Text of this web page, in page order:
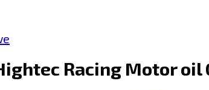
Racing Motor oil